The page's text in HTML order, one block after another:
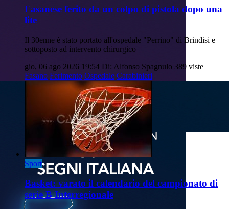
Fasanese ferito da un colpo di pistola dopo una
lite
Il 30enne è stato portato all'ospedale "Perrino" di Brindisi e
sottoposto ad intervento chirurgico
gio, 06 ago 2026 19:54 Di: Alfonso Spagnulo 389 viste
Fasano Ferimento Ospedale Carabinieri
Sport
Basket: varato il calendario del campionato di
serie B Interregionale